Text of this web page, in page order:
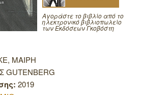
Αγοράστε το βιβλίο από το
ηλεκτρονικό βιβλιοπωλείο
των Εκδόσεων Γκοβόστη
ΜΑΙΡΗ
GUTENBERG
2019